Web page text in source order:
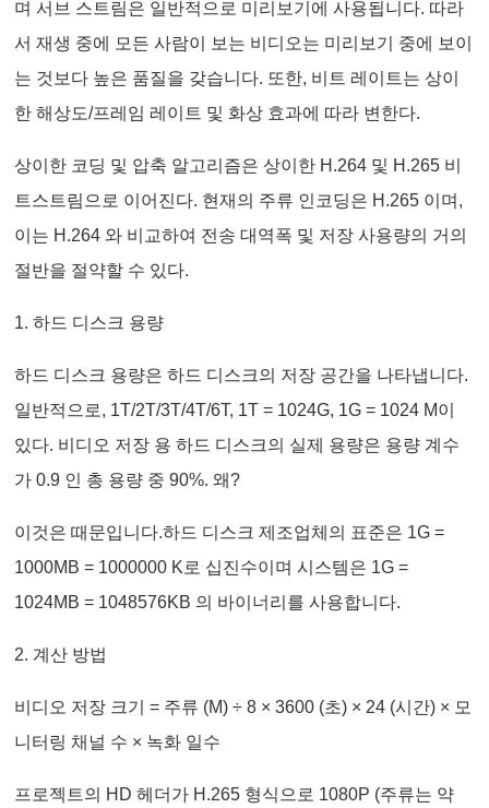
며 서브 스트림은 일반적으로 미리보기에 사용됩니다. 따라
서 재생 중에 모든 사람이 보는 비디오는 미리보기 중에 보이
는 것보다 높은 품질을 갖습니다. 또한, 비트 레이트는 상이
한 해상도/프레임 레이트 및 화상 효과에 따라 변한다.
상이한 코딩 및 압축 알고리즘은 상이한 H.264 및 H.265 비
트스트림으로 이어진다. 현재의 주류 인코딩은 H.265 이며,
이는 H.264 와 비교하여 전송 대역폭 및 저장 사용량의 거의
절반을 절약할 수 있다.
1. 하드 디스크 용량
하드 디스크 용량은 하드 디스크의 저장 공간을 나타냅니다.
일반적으로, 1T/2T/3T/4T/6T, 1T = 1024G, 1G = 1024 M이
있다. 비디오 저장 용 하드 디스크의 실제 용량은 용량 계수
가 0.9 인 총 용량 중 90%. 왜?
이것은 때문입니다.하드 디스크 제조업체의 표준은 1G =
1000MB = 1000000 K로 십진수이며 시스템은 1G =
1024MB = 1048576KB 의 바이너리를 사용합니다.
2. 계산 방법
비디오 저장 크기 = 주류 (M) ÷ 8 × 3600 (초) × 24 (시간) × 모
니터링 채널 수 × 녹화 일수
프로젝트의 HD 헤더가 H.265 형식으로 1080P (주류는 약